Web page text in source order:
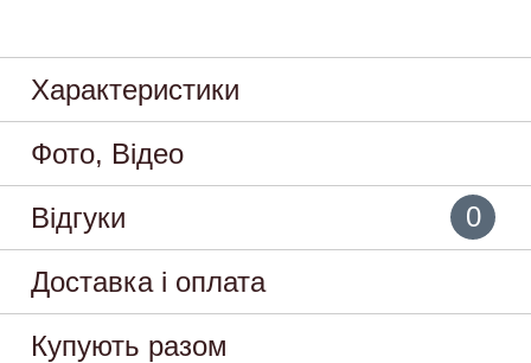
Характеристики
Фото, Відео
Відгуки
0
Доставка і оплата
Купують разом